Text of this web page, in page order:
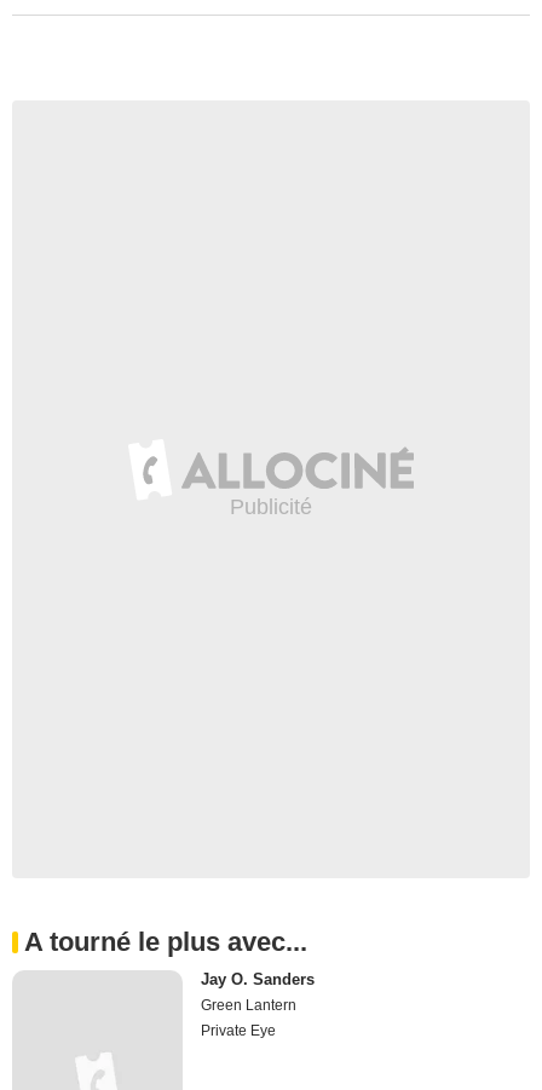
A tourné le plus avec...
Jay O. Sanders
Green Lantern
Private Eye